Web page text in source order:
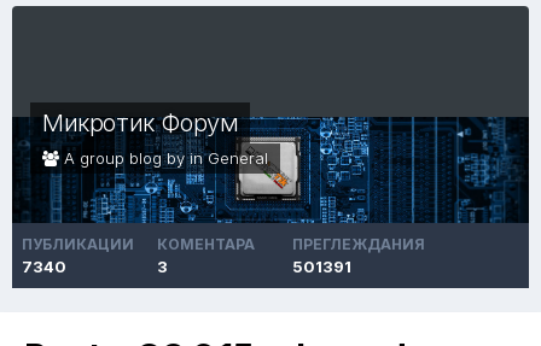
Микротик Форум
A group blog by inGeneral
ПУБЛИКАЦИИ
7340
КОМЕНТАРА
3
ПРЕГЛЕЖДАНИЯ
501391